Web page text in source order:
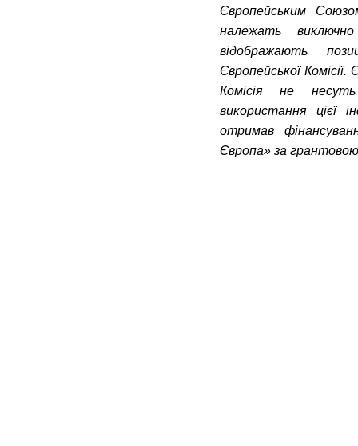
Європейським
належать
відображають
Європейської
Комісія не несуть
використання цієї
отримав
Європа» за